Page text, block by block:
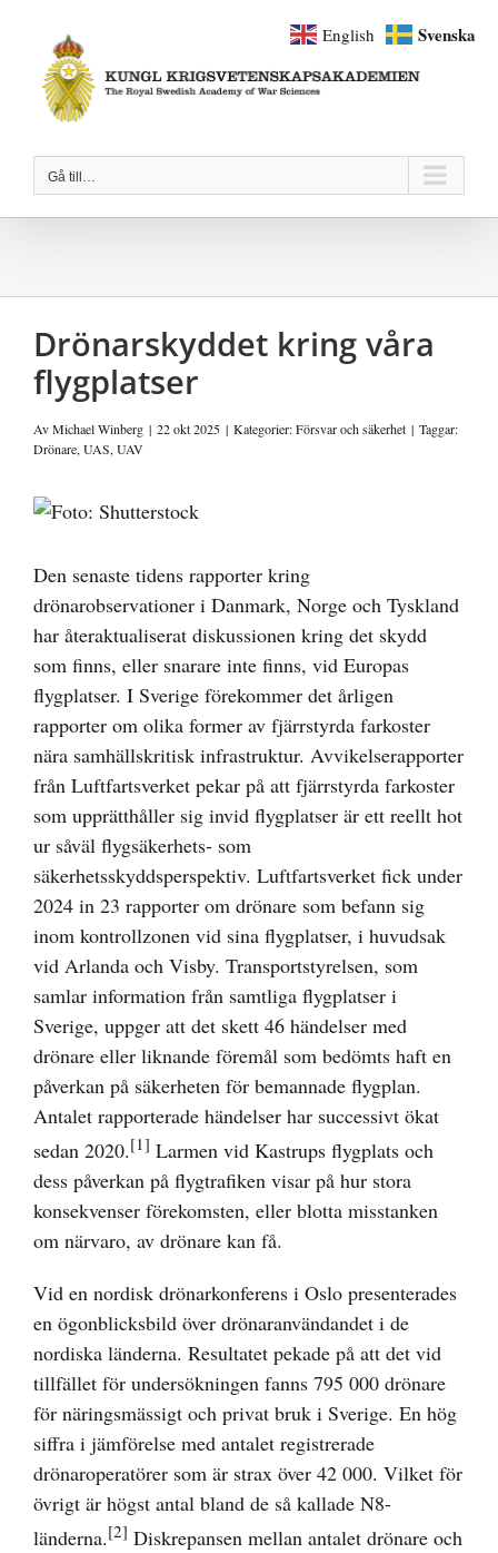
innehållet
Gå till…
Drönarskyddet kring våra
flygplatser
AvMichael Winberg | 22 okt 2025 | Kategorier:Försvar och säkerhet | Taggar:
Drönare,UAS,UAV
Visa
bild
Den senaste tidens rapporter kring
drönarobservationer i Danmark, Norge och Tyskland
har återaktualiserat diskussionen kring det skydd
som finns, eller snarare inte finns, vid Europas
flygplatser. I Sverige förekommer det årligen
rapporter om olika former av fjärrstyrda farkoster
nära samhällskritisk infrastruktur. Avvikelserapporter
från Luftfartsverket pekar på att fjärrstyrda farkoster
som upprätthåller sig invid flygplatser är ett reellt hot
ur såväl flygsäkerhets- som
säkerhetsskyddsperspektiv. Luftfartsverket fick under
2024 in 23 rapporter om drönare som befann sig
inom kontrollzonen vid sina flygplatser, i huvudsak
vid Arlanda och Visby. Transportstyrelsen, som
samlar information från samtliga flygplatser i
Sverige, uppger att det skett 46 händelser med
drönare eller liknande föremål som bedömts haft en
påverkan på säkerheten för bemannade flygplan.
Antalet rapporterade händelser har successivt ökat
sedan 2020.[1] Larmen vid Kastrups flygplats och
dess påverkan på flygtrafiken visar på hur stora
konsekvenser förekomsten, eller blotta misstanken
om närvaro, av drönare kan få.
Vid en nordisk drönarkonferens i Oslo presenterades
en ögonblicksbild över drönaranvändandet i de
nordiska länderna. Resultatet pekade på att det vid
tillfället för undersökningen fanns 795 000 drönare
för näringsmässigt och privat bruk i Sverige. En hög
siffra i jämförelse med antalet registrerade
drönaroperatörer som är strax över 42 000. Vilket för
övrigt är högst antal bland de så kallade N8-
länderna.[2] Diskrepansen mellan antalet drönare och
English Svenska